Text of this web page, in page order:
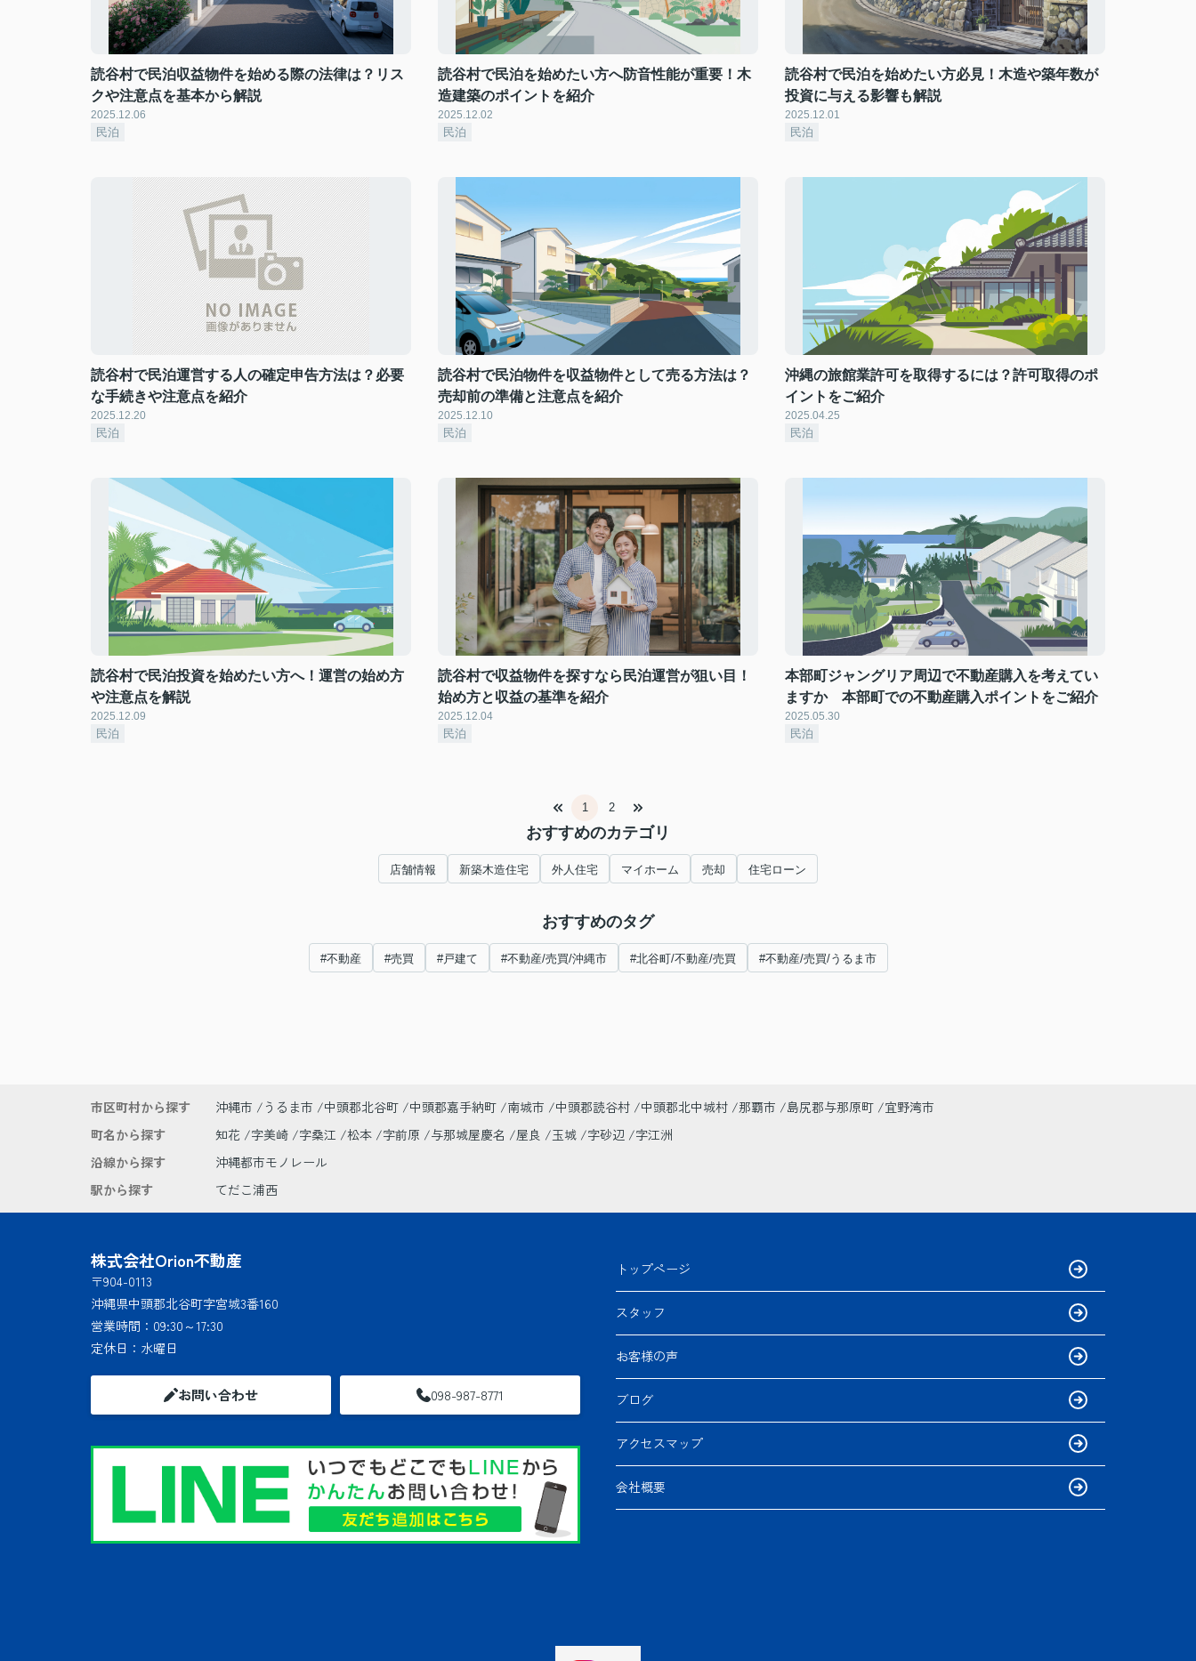
読谷村で民泊収益物件を始める際の法律は？リス
クや注意点を基本から解説
2025.12.06
民泊
読谷村で民泊を始めたい方へ防音性能が重要！木
造建築のポイントを紹介
2025.12.02
民泊
読谷村で民泊を始めたい方必見！木造や築年数が
投資に与える影響も解説
2025.12.01
民泊
読谷村で民泊運営する人の確定申告方法は？必要
な手続きや注意点を紹介
2025.12.20
民泊
読谷村で民泊物件を収益物件として売る方法は？
売却前の準備と注意点を紹介
2025.12.10
民泊
沖縄の旅館業許可を取得するには？許可取得のポ
イントをご紹介
2025.04.25
民泊
読谷村で民泊投資を始めたい方へ！運営の始め方
や注意点を解説
2025.12.09
民泊
読谷村で収益物件を探すなら民泊運営が狙い目！
始め方と収益の基準を紹介
2025.12.04
民泊
本部町ジャングリア周辺で不動産購入を考えてい
ますか 本部町での不動産購入ポイントをご紹介
2025.05.30
民泊
1 2
おすすめのカテゴリ
店舗情報 新築木造住宅 外人住宅 マイホーム 売却 住宅ローン
おすすめのタグ
#不動産 #売買 #戸建て #不動産/売買/沖縄市 #北谷町/不動産/売買 #不動産/売買/うるま市
市区町村から探す 沖縄市 うるま市 中頭郡北谷町 中頭郡嘉手納町 南城市 中頭郡読谷村 中頭郡北中城村 那覇市 島尻郡与那原町
宜野湾市
町名から探す
知花 字美崎 字桑江 松本 字前原 与那城屋慶名 屋良 玉城 字砂辺
字江洲
沿線から探す
沖縄都市モノレール
駅から探す
てだこ浦西
株式会社Orion不動産
〒904-0113
沖縄県中頭郡北谷町字宮城3番160
営業時間： 09:30～17:30
定休日： 水曜日
お問い合わせ 098-987-8771
トップページ
スタッフ
お客様の声
ブログ
アクセスマップ
会社概要